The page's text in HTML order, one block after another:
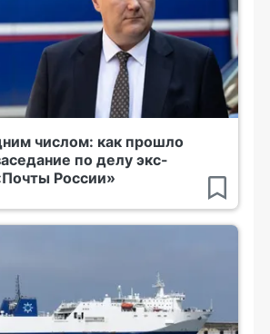
числом: как прошло
по делу экс-
России»